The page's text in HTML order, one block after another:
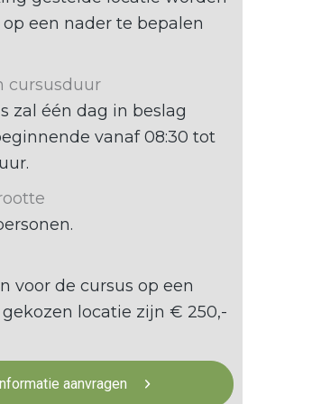
een nader te bepalen
cursusduur
zal één dag in beslag
vanaf 08:30 tot
voor de cursus op een
locatie zijn € 250,-
aanvragen